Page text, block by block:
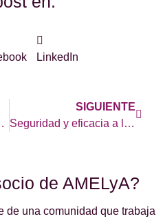
LinkedIn
en 2023»
SIGUIENTE
Seguridad y eficacia a largo plazo del tratamiento con células CAR-T en lupus
de AMELyA?
de una comunidad que trabaja